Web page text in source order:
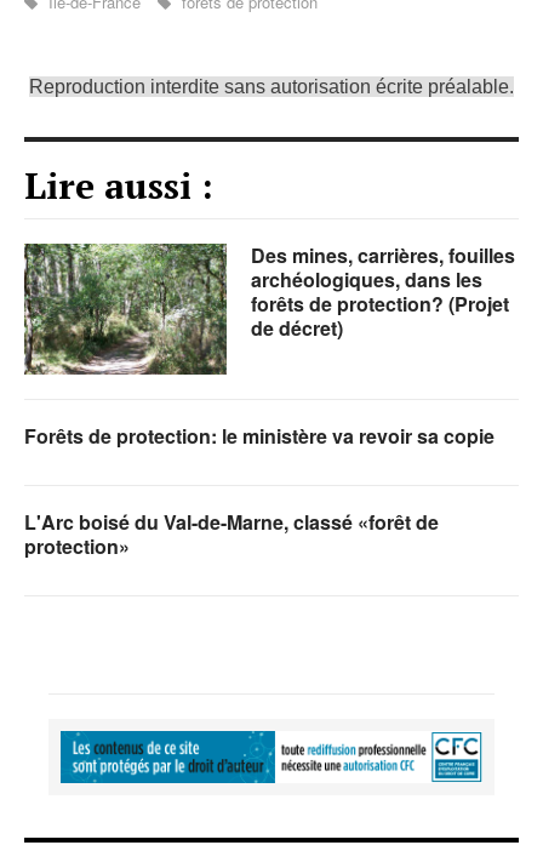
Reproduction interdite sans autorisation écrite préalable.
Lire aussi :
Des mines, carrières, fouilles
archéologiques, dans les
forêts de protection? (Projet
de décret)
Forêts de protection: le ministère va revoir sa copie
L'Arc boisé du Val-de-Marne, classé «forêt de
protection»